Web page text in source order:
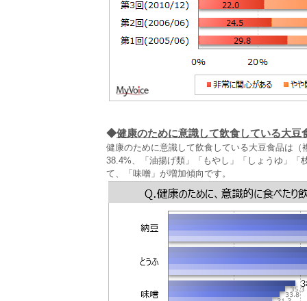
◆健康のために意識して飲食している大豆
健康のために意識して飲食している大豆食品は
38.4%、「油揚げ類」「もやし」「しょうゆ」
て、「味噌」が増加傾向です。